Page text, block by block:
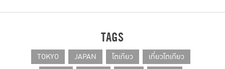
TAGS
TOKYO JAPAN โตเกียว
เที่ยวโตเกียว